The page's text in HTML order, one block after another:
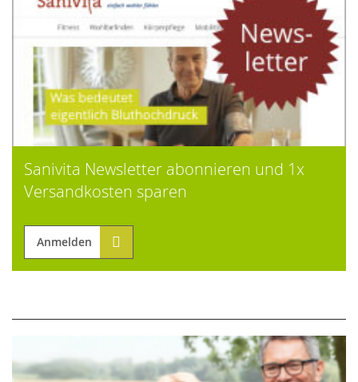
Sanivita Newsletter abonnieren und 1x
Versandkosten sparen
Anmelden